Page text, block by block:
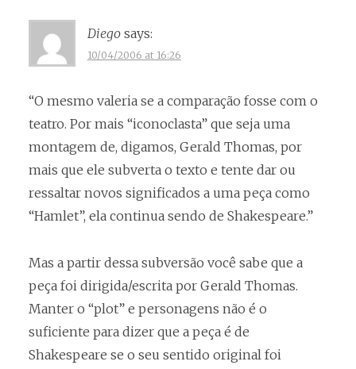
Diego says:
10/04/2006 at 16:26
“O mesmo valeria se a comparação fosse com o
teatro. Por mais “iconoclasta” que seja uma
montagem de, digamos, Gerald Thomas, por
mais que ele subverta o texto e tente dar ou
ressaltar novos significados a uma peça como
“Hamlet”, ela continua sendo de Shakespeare.”
Mas a partir dessa subversão você sabe que a
peça foi dirigida/escrita por Gerald Thomas.
Manter o “plot” e personagens não é o
suficiente para dizer que a peça é de
Shakespeare se o seu sentido original foi